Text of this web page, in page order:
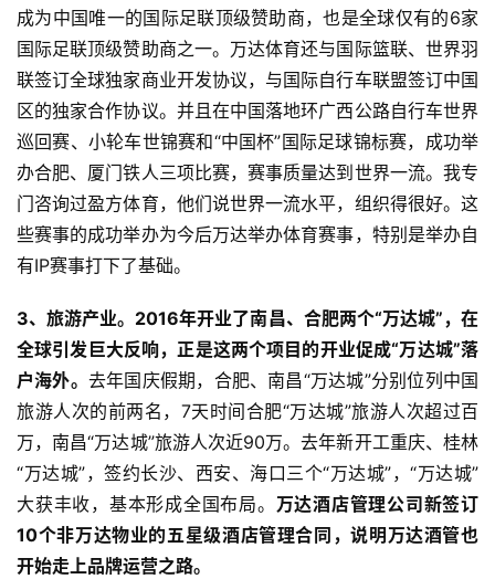
成为中国唯一的国际足联顶级赞助商，也是全球仅有的6家
国际足联顶级赞助商之一。万达体育还与国际篮联、世界羽
联签订全球独家商业开发协议，与国际自行车联盟签订中国
区的独家合作协议。并且在中国落地环广西公路自行车世界
巡回赛、小轮车世锦赛和“中国杯”国际足球锦标赛，成功举
办合肥、厦门铁人三项比赛，赛事质量达到世界一流。我专
门咨询过盈方体育，他们说世界一流水平，组织得很好。这
些赛事的成功举办为今后万达举办体育赛事，特别是举办自
有IP赛事打下了基础。
3、旅游产业。 2016年开业了南昌、合肥两个“万达城”，在
全球引发巨大反响，正是这两个项目的开业促成“万达城”落
户海外。 去年国庆假期，合肥、南昌“万达城”分别位列中国
旅游人次的前两名，7天时间合肥“万达城”旅游人次超过百
万，南昌“万达城”旅游人次近90万。去年新开工重庆、桂林
“万达城”，签约长沙、西安、海口三个“万达城”，“万达城”
大获丰收，基本形成全国布局。 万达酒店管理公司新签订
10个非万达物业的五星级酒店管理合同，说明万达酒管也
开始走上品牌运营之路。